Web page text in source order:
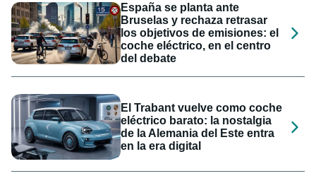
España se planta ante
Bruselas y rechaza retrasar
los objetivos de emisiones: el
coche eléctrico, en el centro
del debate
El Trabant vuelve como coche
eléctrico barato: la nostalgia
de la Alemania del Este entra
en la era digital